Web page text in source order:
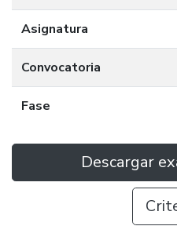
Asignatura
Convocatoria
Fase
Descargar